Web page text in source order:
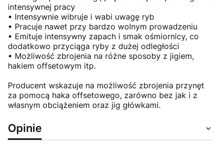
intensywnej pracy
• Intensywnie wibruje i wabi uwagę ryb
• Pracuje nawet przy bardzo wolnym prowadzeniu
• Emituje intensywny zapach i smak ośmiornicy, co
dodatkowo przyciąga ryby z dużej odległości
• Możliwość zbrojenia na różne sposoby z jigiem,
hakiem offsetowym itp.
Producent wskazuje na możliwość zbrojenia przynęt
za pomocą haka offsetowego, zarówno bez jak i z
własnym obciążeniem oraz jig główkami.
Opinie